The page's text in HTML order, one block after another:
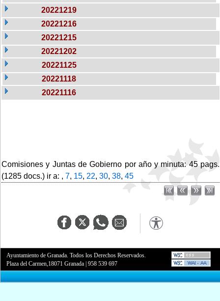
20221219
20221216
20221215
20221202
20221125
20221118
20221116
Comisiones y Juntas de Gobierno por año y minuta: 45 pags.
(1285 docs.) ir a: , 7, 15, 22, 30, 38, 45
Ayuntamiento de Granada. Todos los Derechos Reservados.
Plaza del Carmen,18071 Granada |958 539 697